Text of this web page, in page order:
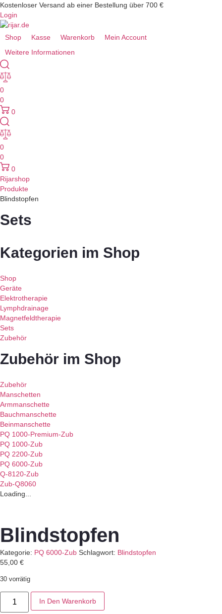
Kostenloser Versand ab einer Bestellung über 700 €
Login
Shop Kasse Warenkorb
Mein Account
Weitere Informationen
0
0
0
0
0
0
Rijarshop
Produkte
Blindstopfen
Sets
Kategorien im Shop
Shop
Geräte
Elektrotherapie
Lymphdrainage
Magnetfeldtherapie
Sets
Zubehör
Zubehör im Shop
Zubehör
Manschetten
Armmanschette
Bauchmanschette
Beinmanschette
PQ 1000-Premium-Zub
PQ 1000-Zub
PQ 2200-Zub
PQ 6000-Zub
Q-8120-Zub
Zub-Q8060
Loading...
Blindstopfen
Kategorie: PQ 6000-Zub Schlagwort: Blindstopfen
55,00 €
30 vorrätig
Blindstopfen
Menge
In Den Warenkorb